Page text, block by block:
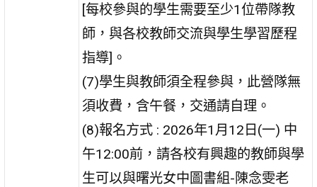
[每校參與的學生需要至少1位帶隊教
師，與各校教師交流與學生學習歷程
指導]。
(7)學生與教師須全程參與，此營隊無
須收費，含午餐，交通請自理。
(8)報名方式 : 2026年1月12日(一) 中
午12:00前，請各校有興趣的教師與學
生可以與曙光女中圖書組-陳念雯老